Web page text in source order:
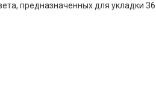
предназначенных для укладки